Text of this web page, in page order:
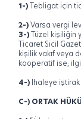
1-)Tebligat için
2-)Varsa vergi
3-)Tüzel kişiliğin
Ticaret Sicil
kişilik vakıf veya
kooperatif ise;
4-)İhaleye iştirak
C-) ORTAK